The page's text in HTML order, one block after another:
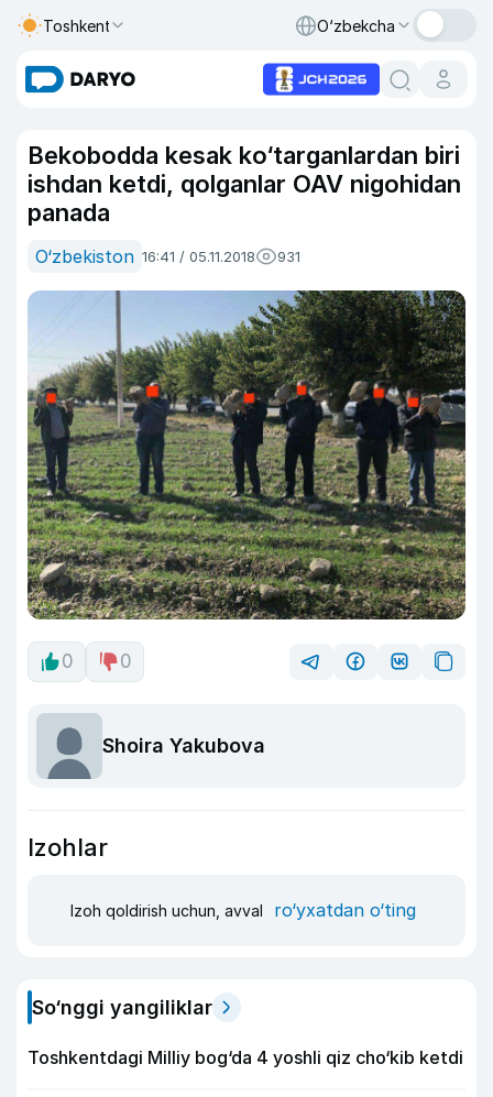
Toshkent O‘zbekcha
Bekobodda kesak ko‘targanlardan biri
ishdan ketdi, qolganlar OAV nigohidan
panada
O‘zbekiston 16:41 / 05.11.2018 931
0 0
Shoira Yakubova
Izohlar
Izoh qoldirish uchun, avval ro‘yxatdan o‘ting
So‘nggi yangiliklar
Toshkentdagi Milliy bog‘da 4 yoshli qiz cho‘kib ketdi